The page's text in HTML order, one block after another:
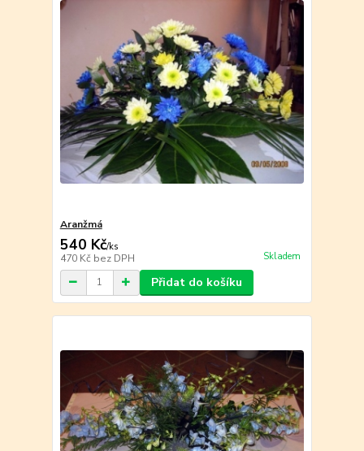
Aranžmá
540 Kč/ks
470 Kč bez DPH Skladem
Přidat do košíku